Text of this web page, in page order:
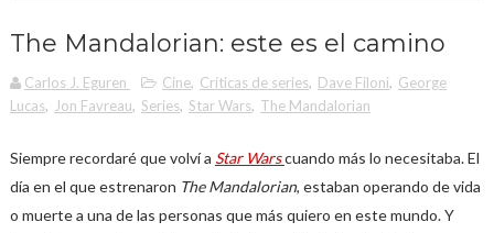
The Mandalorian: este es el camino
Carlos J. Eguren Cine, Críticas de series, Dave Filoni, George
Lucas, Jon Favreau, Series, Star Wars, The Mandalorian
Siempre recordaré que volví a Star Warscuando más lo necesitaba. El
día en el que estrenaron The Mandalorian, estaban operando de vida
o muerte a una de las personas que más quiero en este mundo. Y